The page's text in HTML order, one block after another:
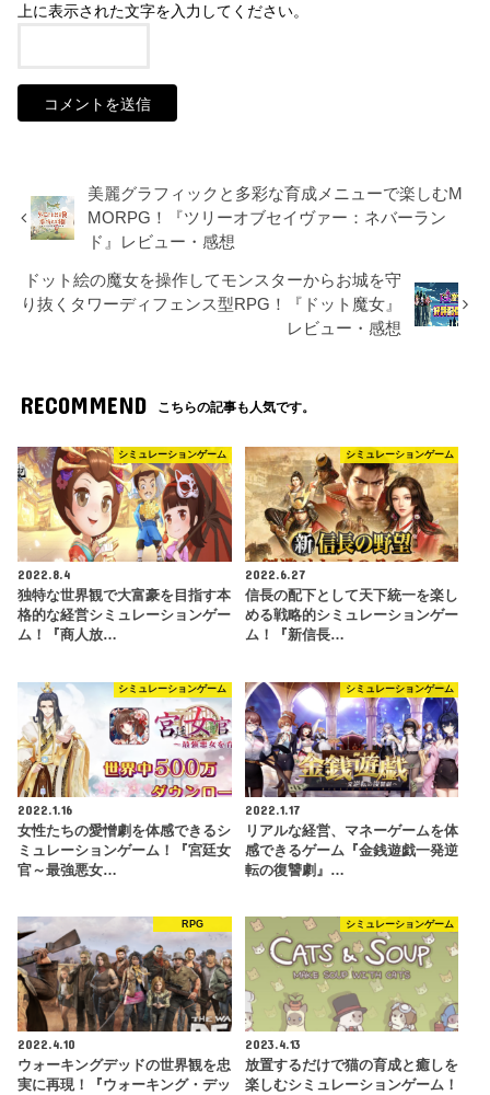
上に表示された文字を入力してください。
美麗グラフィックと多彩な育成メニューで楽しむM
MORPG！『ツリーオブセイヴァー：ネバーラン
ド』レビュー・感想
ドット絵の魔女を操作してモンスターからお城を守
り抜くタワーディフェンス型RPG！『ドット魔女』
レビュー・感想
RECOMMEND こちらの記事も人気です。
シミュレーションゲーム
2022.8.4
独特な世界観で大富豪を目指す本
格的な経営シミュレーションゲー
ム！『商人放…
シミュレーションゲーム
2022.6.27
信長の配下として天下統一を楽し
める戦略的シミュレーションゲー
ム！『新信長…
シミュレーションゲーム
2022.1.16
女性たちの愛憎劇を体感できるシ
ミュレーションゲーム！『宮廷女
官～最強悪女…
シミュレーションゲーム
2022.1.17
リアルな経営、マネーゲームを体
感できるゲーム『金銭遊戯一発逆
転の復讐劇』…
RPG
2022.4.10
ウォーキングデッドの世界観を忠
実に再現！『ウォーキング・デッ
シミュレーションゲーム
2023.4.13
放置するだけで猫の育成と癒しを
楽しむシミュレーションゲーム！